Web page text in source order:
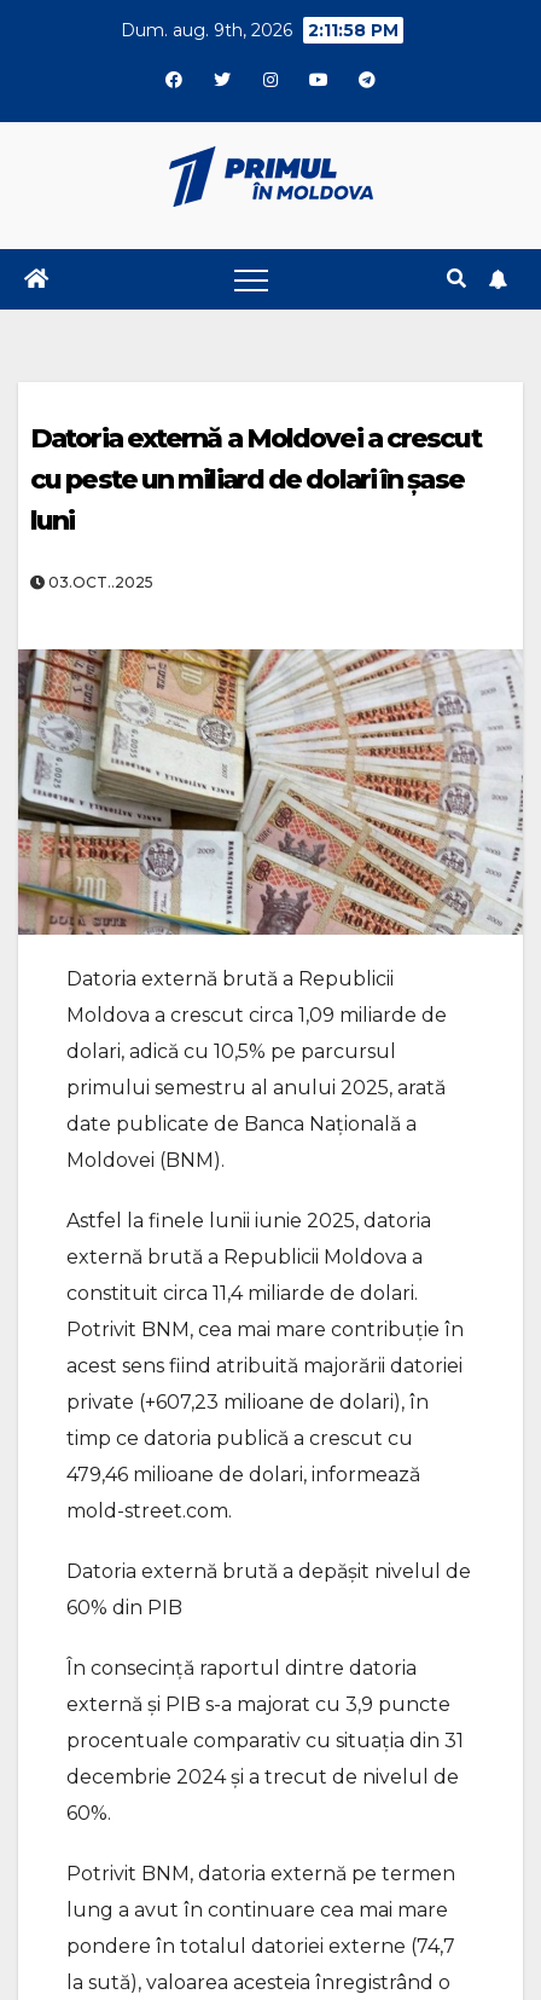
Dum. aug. 9th, 2026 2:11:59 PM
Datoria externă a Moldovei a crescut
cu peste un miliard de dolari în șase
luni
03.OCT..2025
Datoria externă brută a Republicii
Moldova a crescut circa 1,09 miliarde de
dolari, adică cu 10,5% pe parcursul
primului semestru al anului 2025, arată
date publicate de Banca Naţională a
Moldovei (BNM).
Astfel la finele lunii iunie 2025, datoria
externă brută a Republicii Moldova a
constituit circa 11,4 miliarde de dolari.
Potrivit BNM, cea mai mare contribuție în
acest sens fiind atribuită majorării datoriei
private (+607,23 milioane de dolari), în
timp ce datoria publică a crescut cu
479,46 milioane de dolari, informează
mold-street.com.
Datoria externă brută a depăşit nivelul de
60% din PIB
În consecinţă raportul dintre datoria
externă și PIB s-a majorat cu 3,9 puncte
procentuale comparativ cu situația din 31
decembrie 2024 şi a trecut de nivelul de
60%.
Potrivit BNM, datoria externă pe termen
lung a avut în continuare cea mai mare
pondere în totalul datoriei externe (74,7
la sută), valoarea acesteia înregistrând o